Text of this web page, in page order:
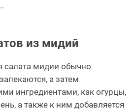
из мидий
салата мидии обычно
а затем
ингредиентами, как огурцы,
а также к ним добавляется